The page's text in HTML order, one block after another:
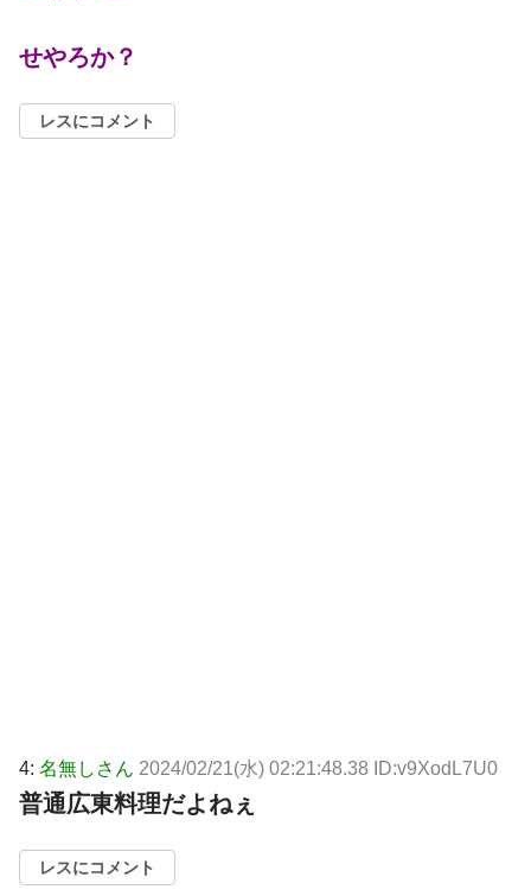
せやろか？
レスにコメント
4: 名無しさん 2024/02/21(水) 02:21:48.38 ID:v9XodL7U0
普通広東料理だよねぇ
レスにコメント